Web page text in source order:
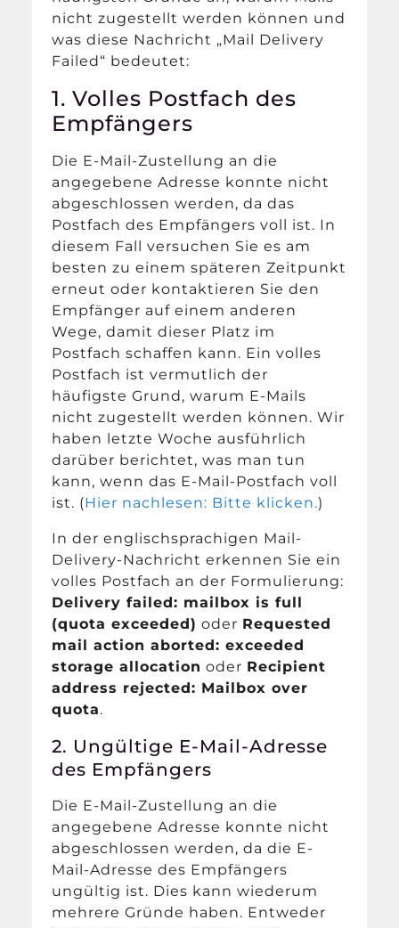
nicht zugestellt werden können und
was diese Nachricht „Mail Delivery
Failed“ bedeutet:
1. Volles Postfach des
Empfängers
Die E-Mail-Zustellung an die
angegebene Adresse konnte nicht
abgeschlossen werden, da das
Postfach des Empfängers voll ist. In
diesem Fall versuchen Sie es am
besten zu einem späteren Zeitpunkt
erneut oder kontaktieren Sie den
Empfänger auf einem anderen
Wege, damit dieser Platz im
Postfach schaffen kann. Ein volles
Postfach ist vermutlich der
häufigste Grund, warum E-Mails
nicht zugestellt werden können. Wir
haben letzte Woche ausführlich
darüber berichtet, was man tun
kann, wenn das E-Mail-Postfach voll
ist. (Hier nachlesen: Bitte klicken.)
In der englischsprachigen Mail-
Delivery-Nachricht erkennen Sie ein
volles Postfach an der Formulierung:
Delivery failed: mailbox is full
(quota exceeded) oder Requested
mail action aborted: exceeded
storage allocation oder Recipient
address rejected: Mailbox over
quota.
2. Ungültige E-Mail-Adresse
des Empfängers
Die E-Mail-Zustellung an die
angegebene Adresse konnte nicht
abgeschlossen werden, da die E-
Mail-Adresse des Empfängers
ungültig ist. Dies kann wiederum
mehrere Gründe haben. Entweder